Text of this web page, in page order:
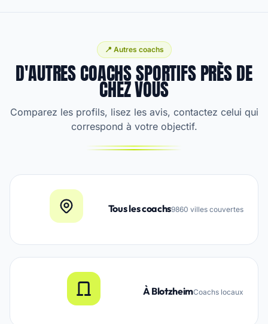
📍 Autres coachs
D'AUTRES COACHS SPORTIFS PRÈS DE
CHEZ VOUS
Comparez les profils, lisez les avis, contactez celui qui
correspond à votre objectif.
Tous les coachs9860 villes couvertes
À BlotzheimCoachs locaux